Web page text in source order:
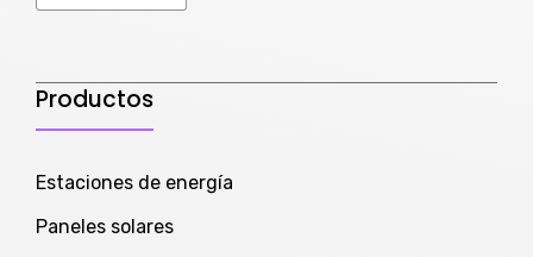
Productos
Estaciones de energía
Paneles solares